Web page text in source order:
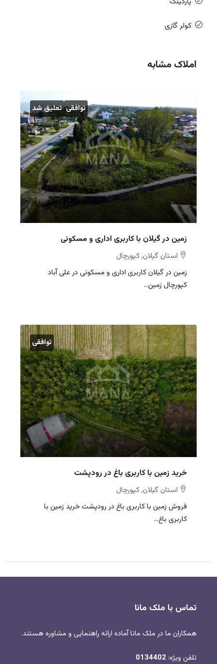
کولر گازی
املاک مشابه
توافقی تعلیق شد
زمین در گیلان با کاربری اداری و مسکونی
استان گیلان, کپورچال
زمین در گیلان کاربری اداری و مسکونی در علی آباد
کپورچال زمین...
توافقی
خرید زمین با کاربری باغ در رودپشت
استان گیلان, کپورچال
فروش زمین با کاربری باغ در رودپشت خرید زمین با
کاربری باغ...
تماس با ملک مانا
همکاران ما در ملک مانا آماده ارائه راهنمایی و مشاوره هستند.
تلفن ویژه: 0134402